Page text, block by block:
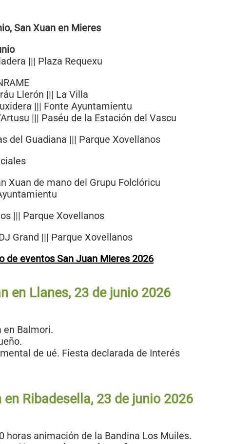
San Xuan en Mieres
||| Plaza Requexu
Llerón ||| La Villa
||| Fonte Ayuntamientu
||| Paséu de la Estación del Vascu
del Guadiana ||| Parque Xovellanos
Xuan de mano del Grupu Folclóricu
||| Parque Xovellanos
Grand ||| Parque Xovellanos
de eventos San Juan MIeres 2026
en Llanes, 23 de junio 2026
en Balmori.
de ué. Fiesta declarada de Interés
Ribadesella, 23 de junio 2026
horas animación de la Bandina Los Muiles.